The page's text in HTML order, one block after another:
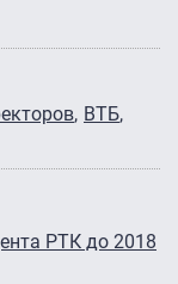
ВТБ
РТК до 2018